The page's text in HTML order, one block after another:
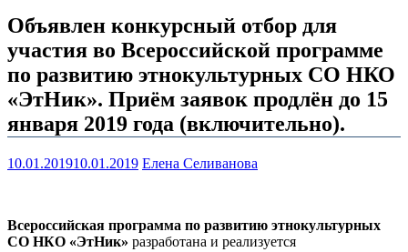
Объявлен конкурсный отбор для
участия во Всероссийской программе
по развитию этнокультурных СО НКО
«ЭтНик». Приём заявок продлён до 15
января 2019 года (включительно).
10.01.201910.01.2019 Елена Селиванова
Всероссийская программа по развитию этнокультурных
СО НКО «ЭтНик» разработана и реализуется